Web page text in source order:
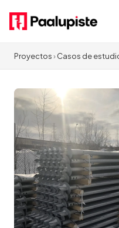
Proyectos›Casos de